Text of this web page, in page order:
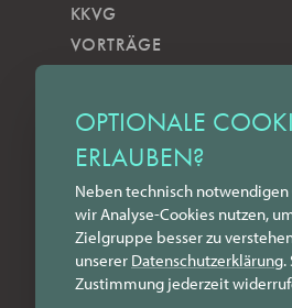
OPTIONALE
ERLAUBEN?
Neben technisch
wir Analyse-Cookies nutzen,
Zielgruppe besser zu
unserer Datenschutz­erklärung.
Zustimmung jederzeit
KKVG
VORTRÄGE
ZILKENS NEWSBLOG
NEWSLETTER
YOUTUBE
INSTAGRAM
FACEBOOK
LINKEDIN